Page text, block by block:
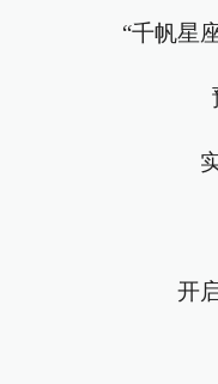
“千帆星
开